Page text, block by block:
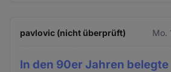
pavlovic (nicht überprüft) Mo.
In den 90er Jahren belegte